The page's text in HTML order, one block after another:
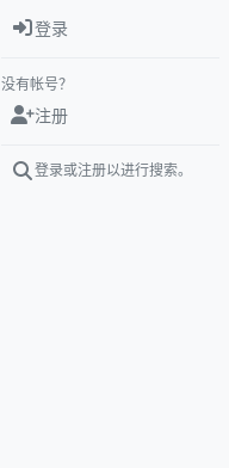
登录
没有帐号？
注册
登录或注册以进行搜索。